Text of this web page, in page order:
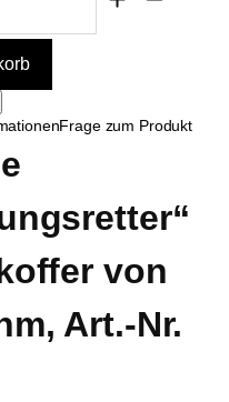
Frage zum Produkt
von
Art.-Nr.